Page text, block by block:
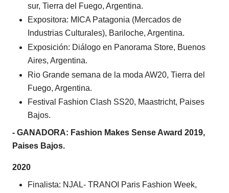
sur, Tierra del Fuego, Argentina.
Expositora: MICA Patagonia (Mercados de
Industrias Culturales), Bariloche, Argentina.
Exposición: Diálogo en Panorama Store, Buenos
Aires, Argentina.
Rio Grande semana de la moda AW20, Tierra del
Fuego, Argentina.
Festival Fashion Clash SS20, Maastricht, Paises
Bajos.
- GANADORA: Fashion Makes Sense Award 2019,
Paises Bajos.
2020
Finalista: NJAL- TRANOI Paris Fashion Week,